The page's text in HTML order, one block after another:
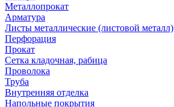
Металлопрокат
Арматура
Листы металлические (листовой металл)
Перфорация
Прокат
Сетка кладочная, рабица
Проволока
Труба
Внутренняя отделка
Напольные покрытия